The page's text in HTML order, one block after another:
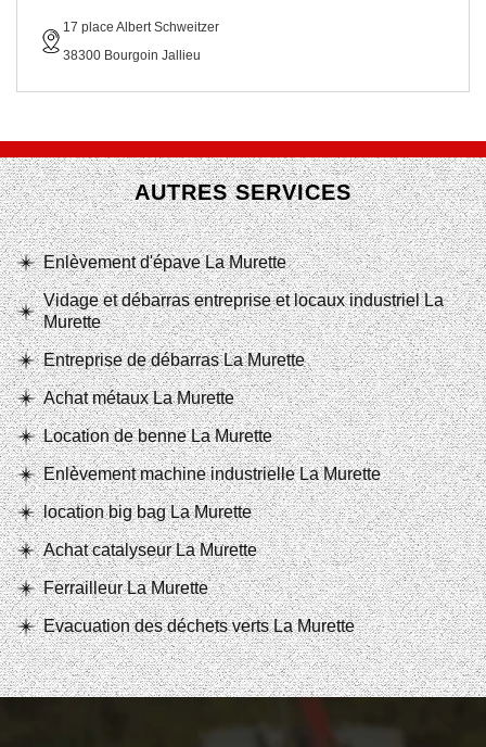
17 place Albert Schweitzer
38300 Bourgoin Jallieu
AUTRES SERVICES
Enlèvement d'épave La Murette
Vidage et débarras entreprise et locaux industriel La
Murette
Entreprise de débarras La Murette
Achat métaux La Murette
Location de benne La Murette
Enlèvement machine industrielle La Murette
location big bag La Murette
Achat catalyseur La Murette
Ferrailleur La Murette
Evacuation des déchets verts La Murette